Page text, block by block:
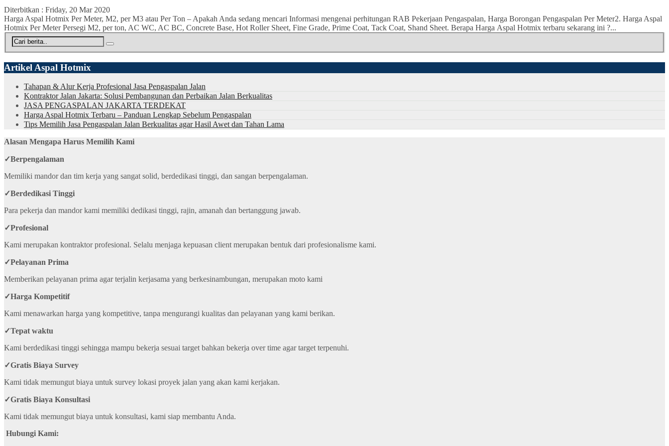
Diterbitkan : Friday, 20 Mar 2020
Harga Aspal Hotmix Per Meter, M2, per M3 atau Per Ton – Apakah Anda sedang mencari Informasi mengenai perhitungan RAB Pekerjaan Pengaspalan, Harga Borongan Pengaspalan Per Meter2. Harga Aspal
Hotmix Per Meter Persegi M2, per ton, AC WC, AC BC, Concrete Base, Hot Roller Sheet, Fine Grade, Prime Coat, Tack Coat, Shand Sheet. Berapa Harga Aspal Hotmix terbaru sekarang ini ?...
Artikel Aspal Hotmix
Tahapan & Alur Kerja Profesional Jasa Pengaspalan Jalan
Kontraktor Jalan Jakarta: Solusi Pembangunan dan Perbaikan Jalan Berkualitas
JASA PENGASPALAN JAKARTA TERDEKAT
Harga Aspal Hotmix Terbaru – Panduan Lengkap Sebelum Pengaspalan
Tips Memilih Jasa Pengaspalan Jalan Berkualitas agar Hasil Awet dan Tahan Lama
Alasan Mengapa Harus Memilih Kami
✓Berpengalaman
Memiliki mandor dan tim kerja yang sangat solid, berdedikasi tinggi, dan sangan berpengalaman.
✓Berdedikasi Tinggi
Para pekerja dan mandor kami memiliki dedikasi tinggi, rajin, amanah dan bertanggung jawab.
✓Profesional
Kami merupakan kontraktor profesional. Selalu menjaga kepuasan client merupakan bentuk dari profesionalisme kami.
✓Pelayanan Prima
Memberikan pelayanan prima agar terjalin kerjasama yang berkesinambungan, merupakan moto kami
✓Harga Kompetitif
Kami menawarkan harga yang kompetitive, tanpa mengurangi kualitas dan pelayanan yang kami berikan.
✓Tepat waktu
Kami berdedikasi tinggi sehingga mampu bekerja sesuai target bahkan bekerja over time agar target terpenuhi.
✓Gratis Biaya Survey
Kami tidak memungut biaya untuk survey lokasi proyek jalan yang akan kami kerjakan.
✓Gratis Biaya Konsultasi
Kami tidak memungut biaya untuk konsultasi, kami siap membantu Anda.
Hubungi Kami: